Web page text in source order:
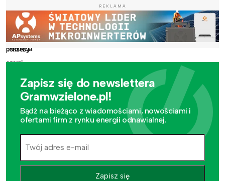
Planowana
roczna
produkcja
energii
tysięcy
pelety
na
potrzeby
nowego
energetycznego.
REKLAMA
Zapisz się do newslettera
Gramwzielone.pl!
Bądź na bieżąco z wiadomościami, nowościami i
ofertami firm z rynku energii odnawialnej.
Zapisz się